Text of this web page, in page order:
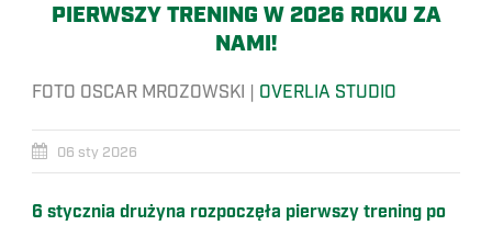
PIERWSZY TRENING W 2026 ROKU ZA
NAMI!
FOTO OSCAR MROZOWSKI | OVERLIA STUDIO
06 sty 2026
6 stycznia drużyna rozpoczęła pierwszy trening po